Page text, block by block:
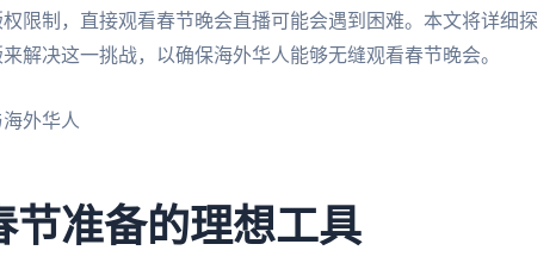
限制，直接观看春节晚会直播可能会遇到困难。本文将详细探
解决这一挑战，以确保海外华人能够无缝观看春节晚会。
外华人
节准备的理想工具